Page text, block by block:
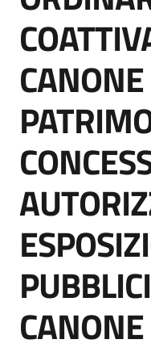
English
site
Seguici
su
CANONE